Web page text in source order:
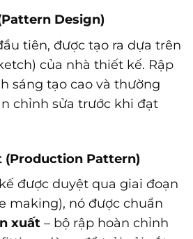
Design)
tiên, được tạo ra dựa trên
của nhà thiết kế. Rập
sáng tạo cao và thường
chỉnh sửa trước khi đạt
(Production Pattern)
được duyệt qua giai đoạn
making), nó được chuẩn
xuất – bộ rập hoàn chỉnh